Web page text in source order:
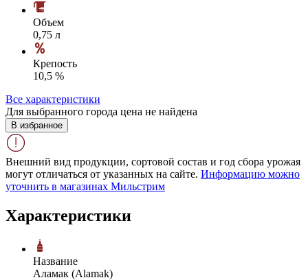
Объем
0,75 л
Крепость
10,5 %
Все характеристики
Для выбранного города цена не найдена
В избранное
Внешний вид продукции, сортовой состав и год сбора урожая
могут отличаться от указанных на сайте. Информацию можно
уточнить в магазинах Мильстрим
Характеристики
Название
Аламак (Alamak)